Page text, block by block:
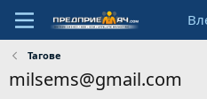
Тагове
milsems@gmail.com